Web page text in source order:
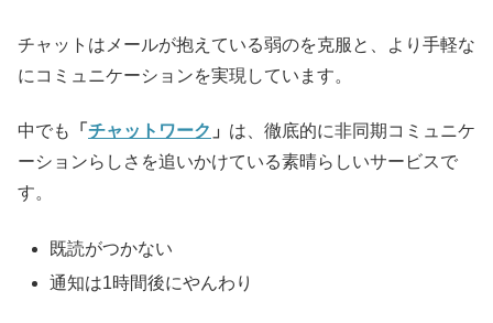
チャットはメールが抱えている弱のを克服と、より手軽な
にコミュニケーションを実現しています。
中でも 「 チャットワーク 」 は、徹底的に非同期コミュニケ
ーションらしさを追いかけている素晴らしいサービスで
す。
既読がつかない
通知は1時間後にやんわり